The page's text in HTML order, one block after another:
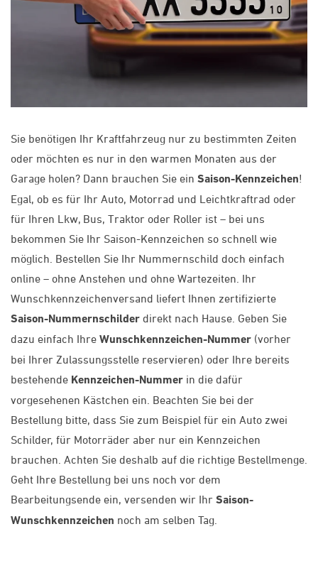
Sie benötigen Ihr Kraftfahrzeug nur zu bestimmten Zeiten
oder möchten es nur in den warmen Monaten aus der
Garage holen? Dann brauchen Sie ein Saison-Kennzeichen!
Egal, ob es für Ihr Auto, Motorrad und Leichtkraftrad oder
für Ihren Lkw, Bus, Traktor oder Roller ist – bei uns
bekommen Sie Ihr Saison-Kennzeichen so schnell wie
möglich. Bestellen Sie Ihr Nummernschild doch einfach
online – ohne Anstehen und ohne Wartezeiten. Ihr
Wunschkennzeichenversand liefert Ihnen zertifizierte
Saison-Nummernschilder direkt nach Hause. Geben Sie
dazu einfach Ihre Wunschkennzeichen-Nummer (vorher
bei Ihrer Zulassungsstelle reservieren) oder Ihre bereits
bestehende Kennzeichen-Nummer in die dafür
vorgesehenen Kästchen ein. Beachten Sie bei der
Bestellung bitte, dass Sie zum Beispiel für ein Auto zwei
Schilder, für Motorräder aber nur ein Kennzeichen
brauchen. Achten Sie deshalb auf die richtige Bestellmenge.
Geht Ihre Bestellung bei uns noch vor dem
Bearbeitungsende ein, versenden wir Ihr Saison-
Wunschkennzeichen noch am selben Tag.